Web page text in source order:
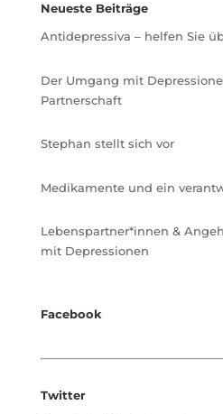
Neueste Beiträge
Antidepressiva – helfen Sie
Der Umgang mit
Partnerschaft
Stephan stellt sich vor
Medikamente und ein
Lebenspartner*innen &
mit Depressionen
Facebook
Twitter